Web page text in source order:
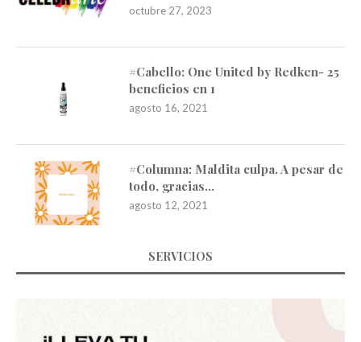
octubre 27, 2023
#Cabello: One United by Redken- 25
beneficios en 1
agosto 16, 2021
#Columna: Maldita culpa. A pesar de
todo, gracias…
agosto 12, 2021
SERVICIOS